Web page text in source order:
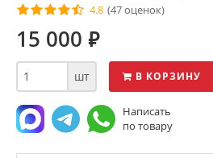
4.8 (47 оценок)
15 000 ⃏
шт В КОРЗИНУ
Написать
по товару